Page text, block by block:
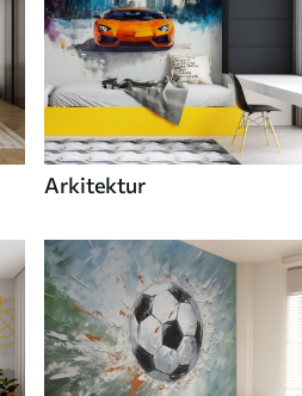
Arkitektur